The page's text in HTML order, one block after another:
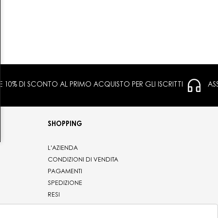
E 10% DI SCONTO AL PRIMO ACQUISTO PER GLI ISCRITTI
SHOPPING
L'AZIENDA
CONDIZIONI DI VENDITA
PAGAMENTI
SPEDIZIONE
RESI